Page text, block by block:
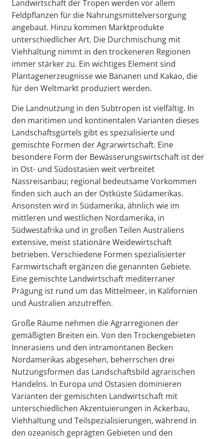
Landwirtschaft der Tropen werden vor allem
Feldpflanzen für die Nahrungsmittelversorgung
angebaut. Hinzu kommen Marktprodukte
unterschiedlicher Art. Die Durchmischung mit
Viehhaltung nimmt in den trockeneren Regionen
immer stärker zu. Ein wichtiges Element sind
Plantagenerzeugnisse wie Bananen und Kakao, die
für den Weltmarkt produziert werden.
Die Landnutzung in den Subtropen ist vielfältig. In
den maritimen und kontinentalen Varianten dieses
Landschaftsgürtels gibt es spezialisierte und
gemischte Formen der Agrarwirtschaft. Eine
besondere Form der Bewässerungswirtschaft ist der
in Ost- und Südostasien weit verbreitet
Nassreisanbau; regional bedeutsame Vorkommen
finden sich auch an der Ostküste Südamerikas.
Ansonsten wird in Südamerika, ähnlich wie im
mittleren und westlichen Nordamerika, in
Südwestafrika und in großen Teilen Australiens
extensive, meist stationäre Weidewirtschaft
betrieben. Verschiedene Formen spezialisierter
Farmwirtschaft ergänzen die genannten Gebiete.
Eine gemischte Landwirtschaft mediterraner
Prägung ist rund um das Mittelmeer, in Kalifornien
und Australien anzutreffen.
Große Räume nehmen die Agrarregionen der
gemäßigten Breiten ein. Von den Trockengebieten
Innerasiens und den intramontanen Becken
Nordamerikas abgesehen, beherrschen drei
Nutzungsformen das Landschaftsbild agrarischen
Handelns. In Europa und Ostasien dominieren
Varianten der gemischten Landwirtschaft mit
unterschiedlichen Akzentuierungen in Ackerbau,
Viehhaltung und Teilspezialisierungen, während in
den ozeanisch geprägten Gebieten und den